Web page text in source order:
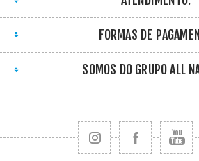
FORMAS DE
SOMOS DO GRUPO ALL